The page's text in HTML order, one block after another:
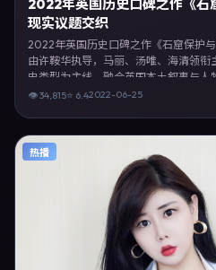
2022年英国历史口碑之作《石
现实议题交织
2022年英国历史口碑之作《石窟保护
由许鞍华执导，马丽、汤唯、海清领衔
史类型为主线，融合英国本土叙事与人
国 许鞍华 马丽」等关键词的观众。
👁34,815⭐ 6.42022-06-25
热播